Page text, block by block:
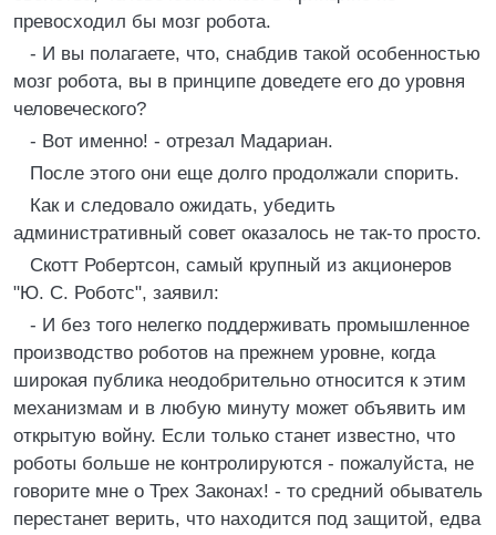
превосходил бы мозг робота.
- И вы полагаете, что, снабдив такой особенностью
мозг робота, вы в принципе доведете его до уровня
человеческого?
- Вот именно! - отрезал Мадариан.
После этого они еще долго продолжали спорить.
Как и следовало ожидать, убедить
административный совет оказалось не так-то просто.
Скотт Робертсон, самый крупный из акционеров
"Ю. С. Роботс", заявил:
- И без того нелегко поддерживать промышленное
производство роботов на прежнем уровне, когда
широкая публика неодобрительно относится к этим
механизмам и в любую минуту может объявить им
открытую войну. Если только станет известно, что
роботы больше не контролируются - пожалуйста, не
говорите мне о Трех Законах! - то средний обыватель
перестанет верить, что находится под защитой, едва